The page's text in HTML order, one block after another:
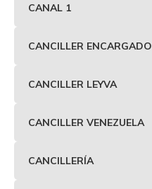
CANAL 1
CANCILLER ENCARGADO
CANCILLER LEYVA
CANCILLER VENEZUELA
CANCILLERÍA